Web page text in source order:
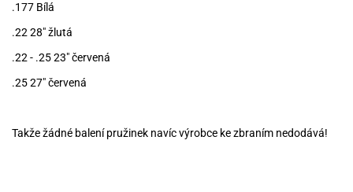
.177 Bílá
.22 28" žlutá
.22 - .25 23" červená
.25 27" červená
Takže žádné balení pružinek navíc výrobce ke zbraním nedodává!